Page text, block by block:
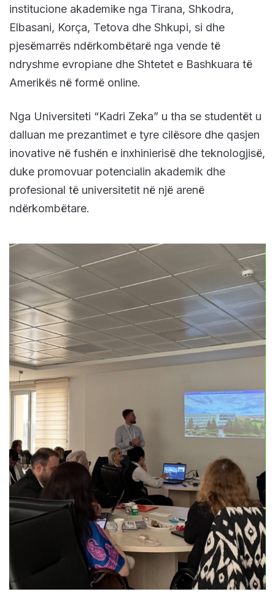
institucione akademike nga Tirana, Shkodra,
Elbasani, Korça, Tetova dhe Shkupi, si dhe
pjesëmarrës ndërkombëtarë nga vende të
ndryshme evropiane dhe Shtetet e Bashkuara të
Amerikës në formë online.
Nga Universiteti “Kadri Zeka” u tha se studentët u
dalluan me prezantimet e tyre cilësore dhe qasjen
inovative në fushën e inxhinierisë dhe teknologjisë,
duke promovuar potencialin akademik dhe
profesional të universitetit në një arenë
ndërkombëtare.